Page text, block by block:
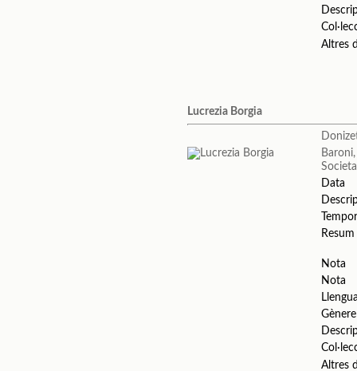
Altres
Lucrezia Borgia
Data
Resum
Nota
Nota
Gènere
Altres